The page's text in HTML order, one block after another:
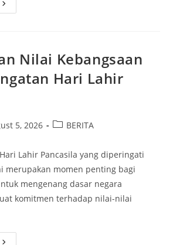
Menyambut
HijrahNilai Kebangsaan
Hari Lahir
5, 2026
PostBERITA
Lahir Pancasila yang diperingati
merupakan momen penting bagi
mengenang dasar negara
komitmen terhadap nilai-nilai
Meneguhkan